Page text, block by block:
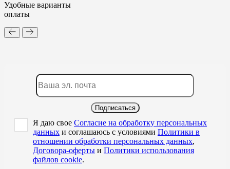
Удобные варианты
оплаты
Подписаться
Я даю свое Согласие на обработку персональных
данных и соглашаюсь с условиями Политики в
отношении обработки персональных данных,
Договора-оферты и Политики использования
файлов cookie.